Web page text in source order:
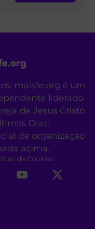
maisfe.org é um
liderado
de Jesus Cristo
Dias.
da organização
acima.
de Cookies